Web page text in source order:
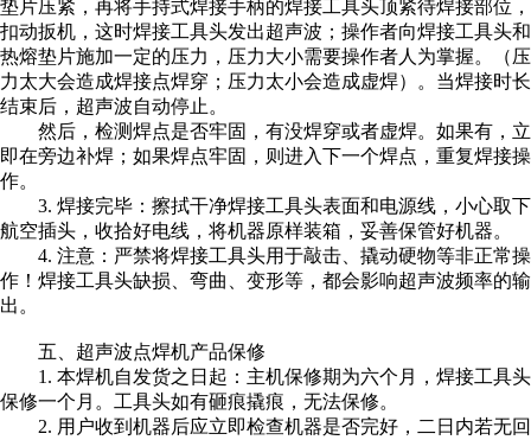
垫片压紧，再将手持式焊接手柄的焊接工具头顶紧待焊接部位，
扣动扳机，这时焊接工具头发出超声波；操作者向焊接工具头和
热熔垫片施加一定的压力，压力大小需要操作者人为掌握。（压
力太大会造成焊接点焊穿；压力太小会造成虚焊）。当焊接时长
结束后，超声波自动停止。
然后，检测焊点是否牢固，有没焊穿或者虚焊。如果有，立
即在旁边补焊；如果焊点牢固，则进入下一个焊点，重复焊接操
作。
3. 焊接完毕：擦拭干净焊接工具头表面和电源线，小心取下
航空插头，收拾好电线，将机器原样装箱，妥善保管好机器。
4. 注意：严禁将焊接工具头用于敲击、撬动硬物等非正常操
作！焊接工具头缺损、弯曲、变形等，都会影响超声波频率的输
出。
五、超声波点焊机产品保修
1. 本焊机自发货之日起：主机保修期为六个月，焊接工具头
保修一个月。工具头如有砸痕撬痕，无法保修。
2. 用户收到机器后应立即检查机器是否完好，二日内若无回